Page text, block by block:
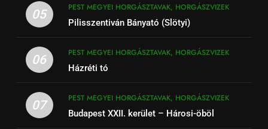
05
PEST MEGYEI HORGÁSZTAVAK, HORGÁSZVIZEK
Pilisszentiván Bányató (Slötyi)
06
PEST MEGYEI HORGÁSZTAVAK, HORGÁSZVIZEK
Házréti tó
07
PEST MEGYEI HORGÁSZTAVAK, HORGÁSZVIZEK
Budapest XXII. kerület – Hárosi-öböl